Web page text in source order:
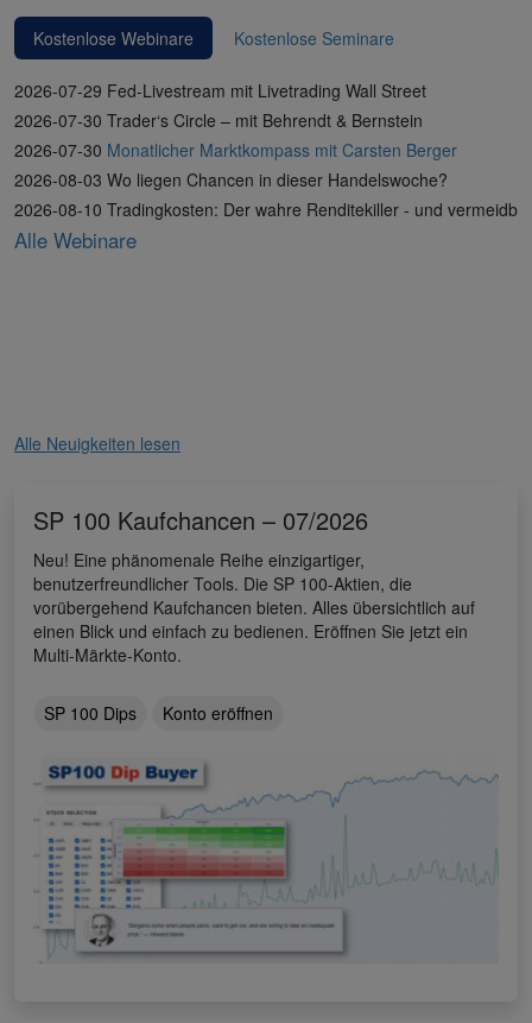
Kostenlose Webinare Kostenlose Seminare
2026-07-29 Fed-Livestream mit Livetrading Wall Street
2026-07-30 Trader‘s Circle – mit Behrendt & Bernstein
2026-07-30 Monatlicher Marktkompass mit Carsten Berger
2026-08-03 Wo liegen Chancen in dieser Handelswoche?
2026-08-10 Tradingkosten: Der wahre Renditekiller - und
Alle Webinare
Alle Neuigkeiten lesen
SP 100 Kaufchancen – 07/2026
Neu! Eine phänomenale Reihe einzigartiger,
benutzerfreundlicher Tools. Die SP 100-Aktien, die
vorübergehend Kaufchancen bieten. Alles übersichtlich auf
einen Blick und einfach zu bedienen. Eröffnen Sie jetzt ein
Multi-Märkte-Konto.
SP 100 Dips Konto eröffnen